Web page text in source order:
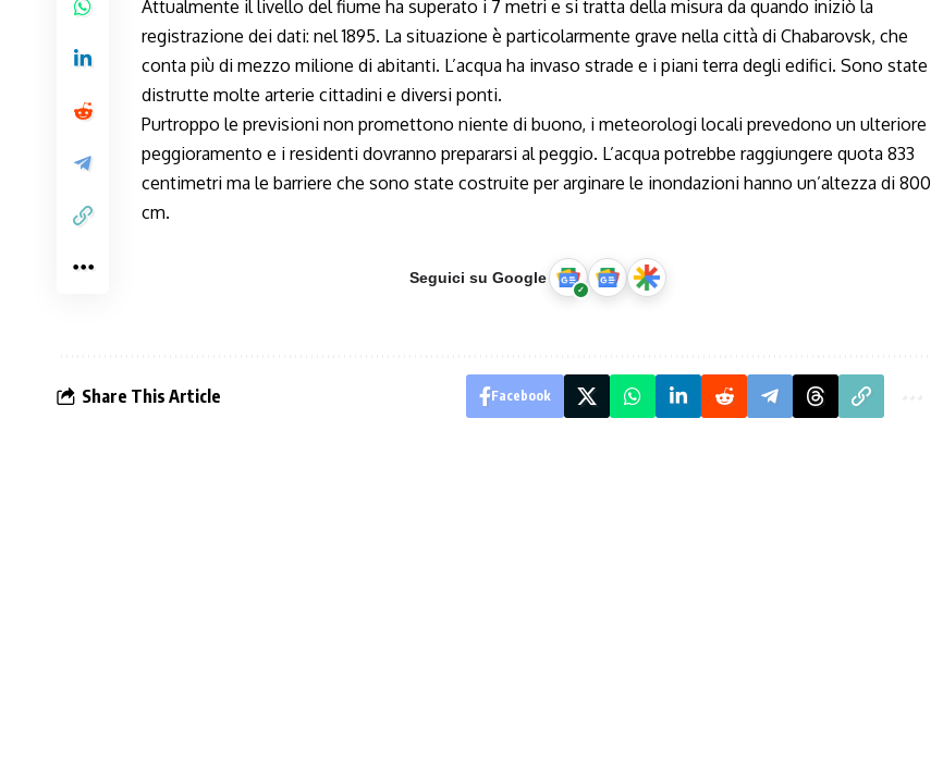
Attualmente il livello del fiume ha superato i 7 metri e si tratta della misura da quando iniziò la
registrazione dei dati: nel 1895. La situazione è particolarmente grave nella città di Chabarovsk, che
conta più di mezzo milione di abitanti. L’acqua ha invaso strade e i piani terra degli edifici. Sono state
distrutte molte arterie cittadini e diversi ponti.
Purtroppo le previsioni non promettono niente di buono, i meteorologi locali prevedono un ulteriore
peggioramento e i residenti dovranno prepararsi al peggio. L’acqua potrebbe raggiungere quota 833
centimetri ma le barriere che sono state costruite per arginare le inondazioni hanno un’altezza di 800
cm.
Seguici su Google
Share This Article Facebook